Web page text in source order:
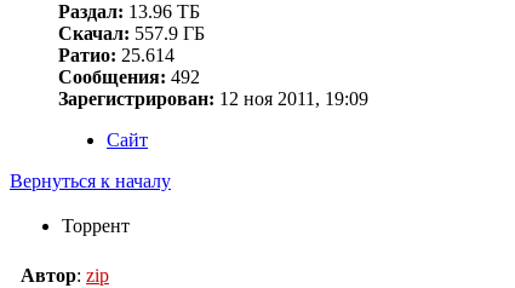
Раздал: 13.96 ТБ
Скачал: 557.9 ГБ
Ратио: 25.614
Сообщения: 492
Зарегистрирован: 12 ноя 2011, 19:09
Сайт
Вернуться к началу
Торрент
Автор: zip